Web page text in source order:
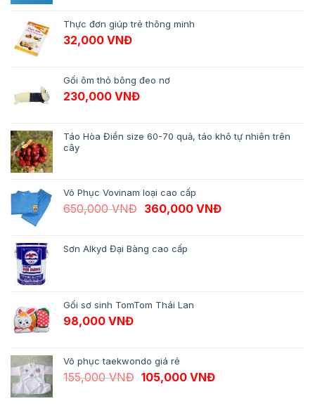
Thực đơn giúp trẻ thông minh
32,000 VNĐ
Gối ôm thỏ bông đeo nơ
230,000 VNĐ
Táo Hòa Điền size 60-70 quả, táo khô tự nhiên trên
cây
Võ Phục Vovinam loại cao cấp
650,000VNĐ Giá gốc là: 650,000 VNĐ.
360,000 VNĐGiá hiện tại là:
Sơn Alkyd Đại Bàng cao cấp
Gối sơ sinh TomTom Thái Lan
98,000 VNĐ
Võ phục taekwondo giá rẻ
155,000VNĐ Giá gốc là: 155,000 VNĐ.
105,000 VNĐGiá hiện tại là: